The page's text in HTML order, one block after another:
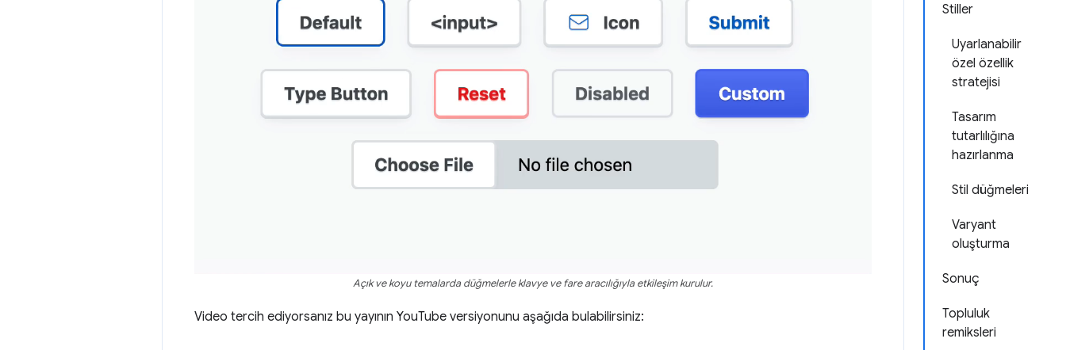
Stiller
Uyarlanabilir
özel özellik
stratejisi
Tasarım
tutarlılığına
hazırlanma
Stil düğmeleri
Varyant
oluşturma
Sonuç
Topluluk
remiksleri
Açık ve koyu temalarda düğmelerle klavye ve fare aracılığıyla etkileşim kurulur.
Video tercih ediyorsanız bu yayının YouTube versiyonunu aşağıda bulabilirsiniz: